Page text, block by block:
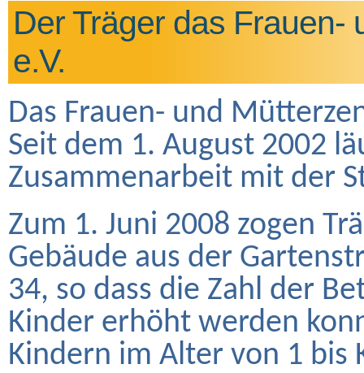
Der Träger das Frauen-
e.V.
Das Frauen- und
Seit dem 1. August 2002
Zusammenarbeit mit der
Zum 1. Juni 2008 zogen
Gebäude aus der
34, so dass die Zahl der
Kinder erhöht werden
Kindern im Alter von 1